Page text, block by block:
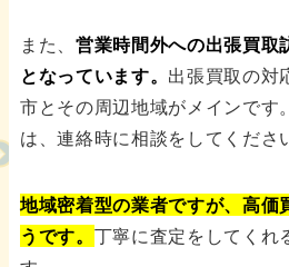
また、 営業時間外への出張買取
となっています。 出張買取の対
市とその周辺地域がメインです
は、連絡時に相談をしてくださ
地域密着型の業者ですが、高価
うです。 丁寧に査定をしてくれ